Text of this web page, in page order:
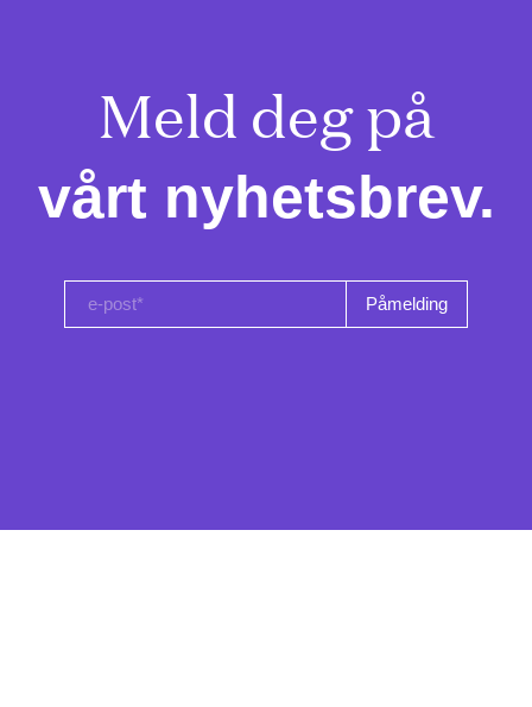
Meld deg på
vårt nyhetsbrev.
e-post*